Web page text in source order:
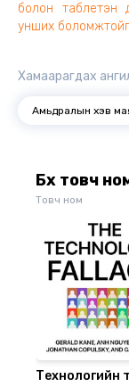
болон таблетэн
унших
Хамаарагдах
Амьдралын хэв
Бүх товч
Товч ном
Технологийн